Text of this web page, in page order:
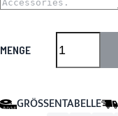
MENGE
GRÖSSENTABELLE